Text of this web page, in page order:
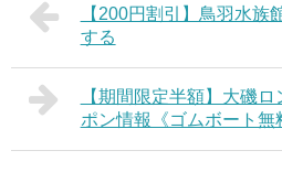
【200円割引】鳥羽水族
する
【期間限定半額】大磯
ポン情報《ゴムボート無